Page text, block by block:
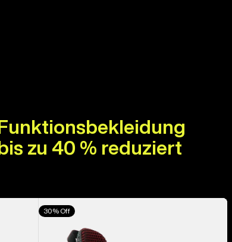
Funktionsbekleidung
bis zu 40 % reduziert
Burton
Highshot
30% Off